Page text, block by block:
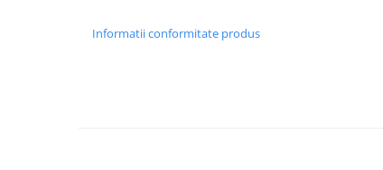
Informatii conformitate produs